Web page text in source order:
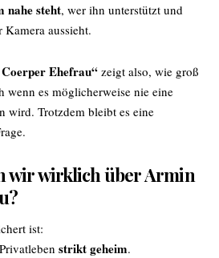
nahe steht, wer ihn unterstützt und
aussieht.
Ehefrau“ zeigt also, wie groß
wenn es möglicherweise nie eine
wird. Trotzdem bleibt es eine
wir wirklich über Armin
ist:
strikt geheim.